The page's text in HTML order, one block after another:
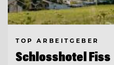
TOP ARBEITGEBER
Schlosshotel Fiss